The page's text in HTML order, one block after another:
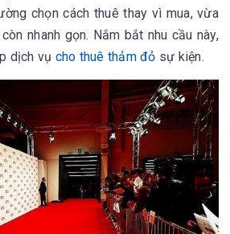
chọn cách thuê thay vì mua, vừa
nhanh gọn. Nắm bắt nhu cầu này,
dịch vụ cho thuê thảm đỏ sự kiện.